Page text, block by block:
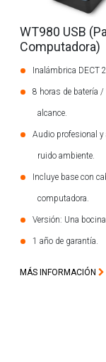
WT980 USB
Computadora)
Inalámbrica DECT
8 horas de batería
alcance.
Audio profesional y
ruido ambiente.
Incluye base con
computadora.
Versión: Una
1 año de garantía.
MÁS INFORMACIÓN